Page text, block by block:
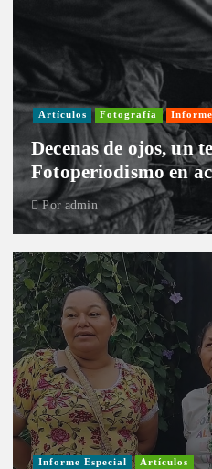
Artículos Fotografía
Decenas de ojos, un
Fotoperiodismo en
Por admin
Informe Especial Artículos